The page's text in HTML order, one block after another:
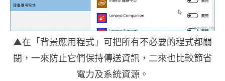
▲在「背景應用程式」可把所有不必要的程式都關
閉，一來防止它們保持傳送資訊，二來也比較節省
電力及系統資源。